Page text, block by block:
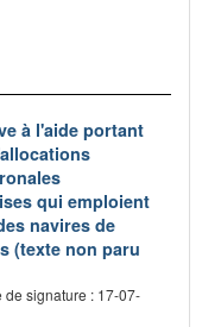
à l'aide portant
qui emploient
navires de
(texte non paru
de signature : 17-07-